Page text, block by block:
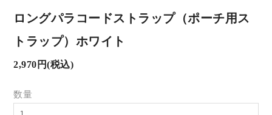
ロングパラコードストラップ（ポーチ用ス
トラップ）ホワイト
2,970円(税込)
数量